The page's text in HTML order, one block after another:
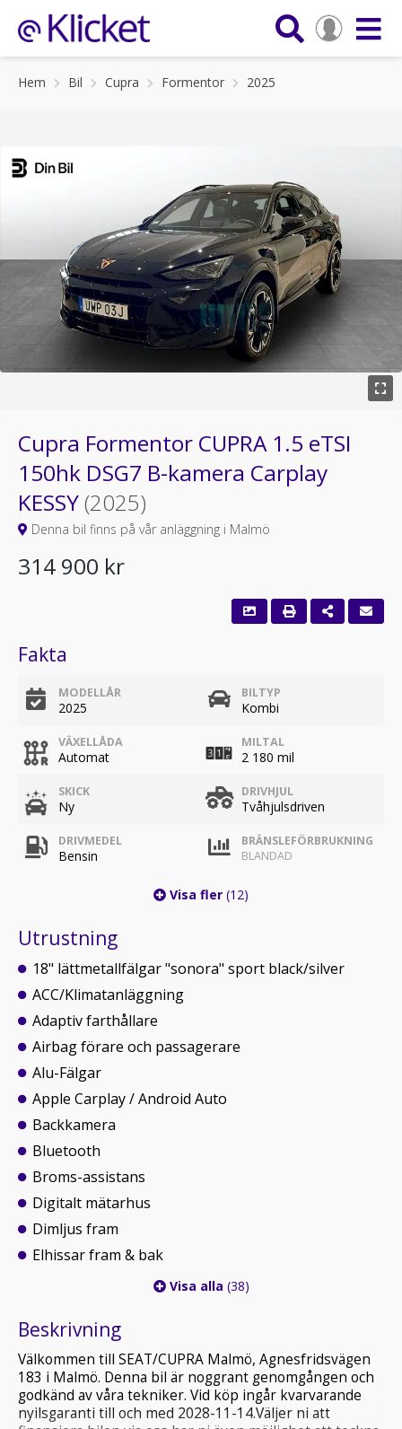
Hem Bil Cupra Formentor 2025
Cupra Formentor CUPRA 1.5 eTSI
150hk DSG7 B-kamera Carplay
KESSY(2025)
Denna bil finns på vår anläggning i Malmö
314 900 kr
Fakta
MODELLÅR
2025
BILTYP
Kombi
VÄXELLÅDA
Automat
MILTAL
2 180 mil
SKICK
Ny
DRIVHJUL
Tvåhjulsdriven
DRIVMEDEL
Bensin
BRÄNSLEFÖRBRUKNING
BLANDAD
Visa fler (12)
Utrustning
18" lättmetallfälgar "sonora" sport black/silver
ACC/Klimatanläggning
Adaptiv farthållare
Airbag förare och passagerare
Alu-Fälgar
Apple Carplay / Android Auto
Backkamera
Bluetooth
Broms-assistans
Digitalt mätarhus
Dimljus fram
Elhissar fram & bak
Visa alla (38)
Beskrivning
Välkommen till SEAT/CUPRA Malmö, Agnesfridsvägen
183 i Malmö. Denna bil är noggrant genomgången och
godkänd av våra tekniker. Vid köp ingår kvarvarande
nyilsgaranti till och med 2028-11-14.Väljer ni att